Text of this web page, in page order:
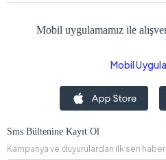
Mobil uygulamamız ile
Mobil
Sms Bültenine Kayıt Ol
Kampanya ve duyurulardan ilk sen